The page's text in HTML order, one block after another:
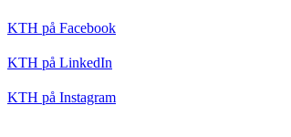
KTH på Facebook
KTH på LinkedIn
KTH på Instagram